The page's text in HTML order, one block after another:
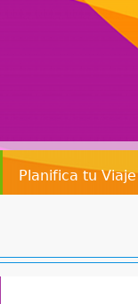
Planifica tu Viaje